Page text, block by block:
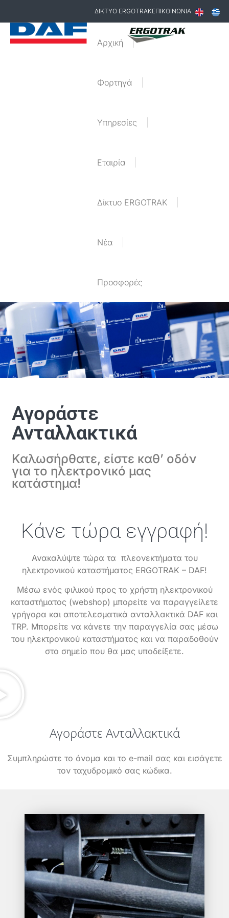
ΔΙΚΤΥΟ ERGOTRAKΕΠΙΚΟΙΝΩΝΙΑ
Αρχική
Φορτηγά
Υπηρεσίες
Εταιρία
Δίκτυο ERGOTRAK
Nέα
Προσφορές
Αγοράστε
Ανταλλακτικά
Καλωσήρθατε, είστε καθ’ οδόν
για το ηλεκτρονικό μας
κατάστημα!
Κάνε τώρα εγγραφή!
Ανακαλύψτε τώρα τα πλεονεκτήματα του
ηλεκτρονικού καταστήματος ERGOTRAK – DAF!
Μέσω ενός φιλικού προς το χρήστη ηλεκτρονικού
καταστήματος (webshop) μπορείτε να παραγγείλετε
γρήγορα και αποτελεσματικά ανταλλακτικά DAF και
TRP. Μπορείτε να κάνετε την παραγγελία σας μέσω
του ηλεκτρονικού καταστήματος και να παραδοθούν
στο σημείο που θα μας υποδείξετε.
Αγοράστε Ανταλλακτικά
Συμπληρώστε το όνομα και το e-mail σας και εισάγετε
τον ταχυδρομικό σας κώδικα.